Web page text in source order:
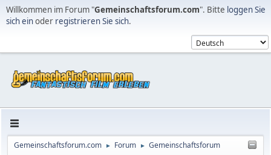
Willkommen im Forum "Gemeinschaftsforum.com". Bitte loggen Sie
sich einoder registrieren Sie sich.
Gemeinschaftsforum.com ► Forum ► Gemeinschaftsforum